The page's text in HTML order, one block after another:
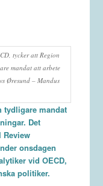
tycker att Region
mandat att arbete
Øresund – Mandus
tydligare mandat
Det
Review
onsdagen
vid OECD,
politiker.